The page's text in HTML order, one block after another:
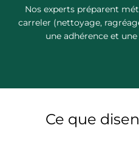
Nos experts préparent
carreler (nettoyage,
une adhérence et
Ce que